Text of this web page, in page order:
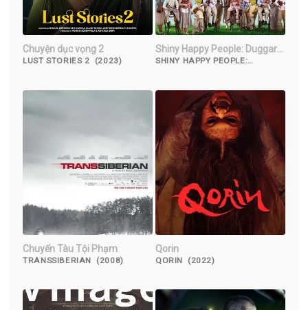
Chuyện dục vọng 2
LUST STORIES 2 (2023)
Shiny Happy People: Duggar
Family Secrets
SHINY HAPPY PEOPLE:
Chuyến Tàu Tội Phạm
TRANSSIBERIAN (2008)
Qorin
QORIN (2022)